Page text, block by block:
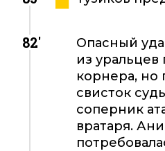
82'
Опасный
из уральцев
корнера, но
свисток
соперник
вратаря.